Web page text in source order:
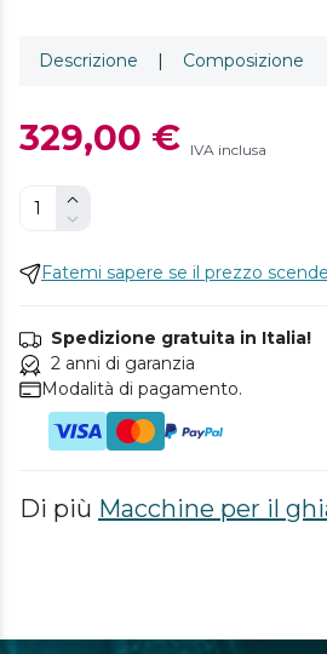
Descrizione | Composizione
329,00 € IVA inclusa
Fatemi sapere se il prezzo scende
Spedizione gratuita in Italia!
2 anni di garanzia
Modalità di pagamento.
Di più Macchine per il